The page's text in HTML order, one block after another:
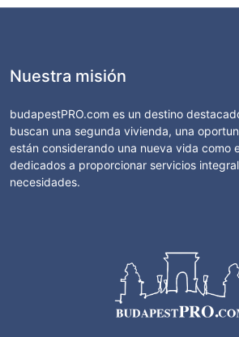
Nuestra misión
budapestPRO.com es un destino
buscan una segunda vivienda, una
están considerando una nueva vida como
dedicados a proporcionar servicios
necesidades.